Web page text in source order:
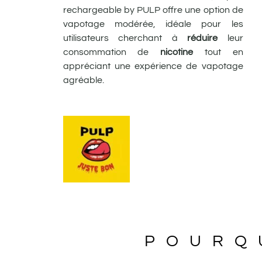
rechargeable by PULP offre une option de
vapotage modérée, idéale pour les
utilisateurs cherchant à réduireleur
consommation de nicotinetout en
appréciant une expérience de vapotage
agréable.